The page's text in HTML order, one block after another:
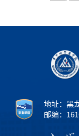
属医院环境消杀队伍 1.培训时间 6月20日-30日 时间自拟 2.培
培训期间请保持手机静音模式。 2.严
下培训
地址：黑
邮编：